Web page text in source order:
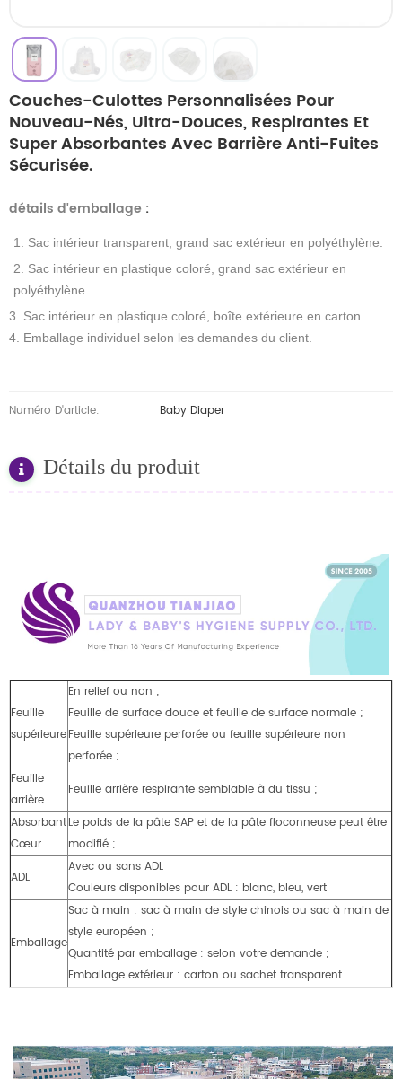
Couches-Culottes Personnalisées Pour
Nouveau-Nés, Ultra-Douces, Respirantes Et
Super Absorbantes Avec Barrière Anti-Fuites
Sécurisée.
détails d'emballage :
1. Sac intérieur transparent, grand sac extérieur en polyéthylène.
2. Sac intérieur en plastique coloré, grand sac extérieur en
polyéthylène.
3. Sac intérieur en plastique coloré, boîte extérieure en carton.
4. Emballage individuel selon les demandes du client.
Numéro D'article: Baby Diaper
Détails du produit
Feuille
supérieure
En relief ou non ;
Feuille de surface douce et feuille de surface normale ;
Feuille supérieure perforée ou feuille supérieure non
perforée ;
Feuille
arrière
Feuille arrière respirante semblable à du tissu ;
Absorbant
Cœur
Le poids de la pâte SAP et de la pâte floconneuse peut être
modifié ;
ADL
Avec ou sans ADL
Couleurs disponibles pour ADL : blanc, bleu, vert
Emballage
Sac à main : sac à main de style chinois ou sac à main de
style européen ;
Quantité par emballage : selon votre demande ;
Emballage extérieur : carton ou sachet transparent